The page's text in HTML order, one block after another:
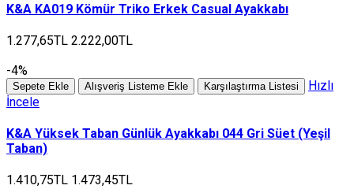
K&A KA019 Kömür Triko Erkek Casual Ayakkabı
1.277,65TL 2.222,00TL
-4%
Sepete Ekle Alışveriş Listeme Ekle Karşılaştırma Listesi
Hızlı
İncele
K&A Yüksek Taban Günlük Ayakkabı 044 Gri Süet (Yeşil
Taban)
1.410,75TL 1.473,45TL